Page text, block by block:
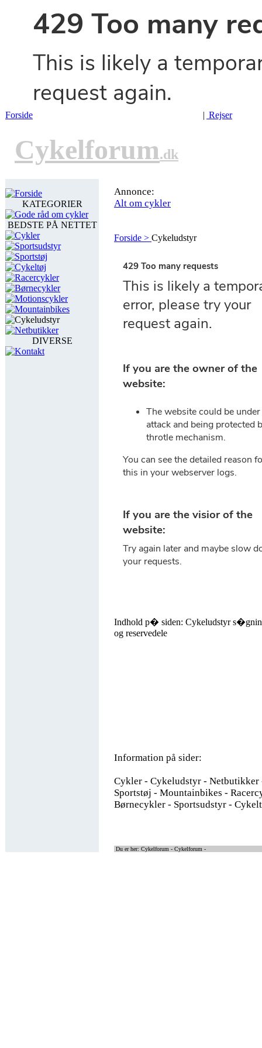
Forside | Rejser
Cykelforum.dk
Forside
KATEGORIER
Gode råd om cykler
BEDSTE PÅ NETTET
Cykler
Sportsudstyr
Sportstøj
Cykeltøj
Racercykler
Børnecykler
Motionscykler
Mountainbikes
Cykeludstyr
Netbutikker
DIVERSE
Kontakt
Annonce:
Alt om cykler
Forside > Cykeludstyr
Indhold p� siden: Cykeludstyr
og reservedele
Information på sider:
Cykler - Cykeludstyr - Netbutikker
Sportstøj - Mountainbikes -
Børnecykler - Sportsudstyr -
Du er her: Cykelforum - Cykelforum -